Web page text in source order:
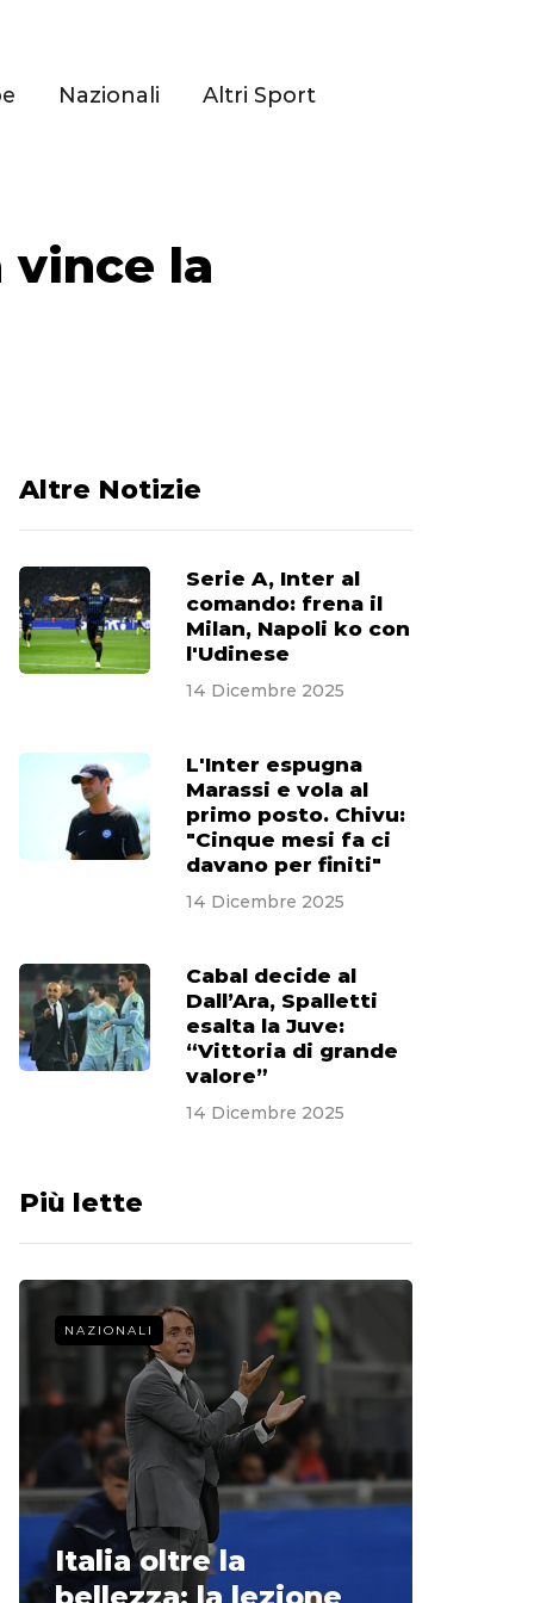
Nazionali Altri Sport
vince la
Altre Notizie
Serie A, Inter al
comando: frena il
Milan, Napoli ko con
l'Udinese
14 Dicembre 2025
L'Inter espugna
Marassi e vola al
primo posto. Chivu:
"Cinque mesi fa ci
davano per finiti"
14 Dicembre 2025
Cabal decide al
Dall’Ara, Spalletti
esalta la Juve:
“Vittoria di grande
valore”
14 Dicembre 2025
Più lette
NAZIONALI
Italia oltre la